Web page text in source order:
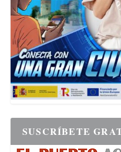
SUSCRÍBETE